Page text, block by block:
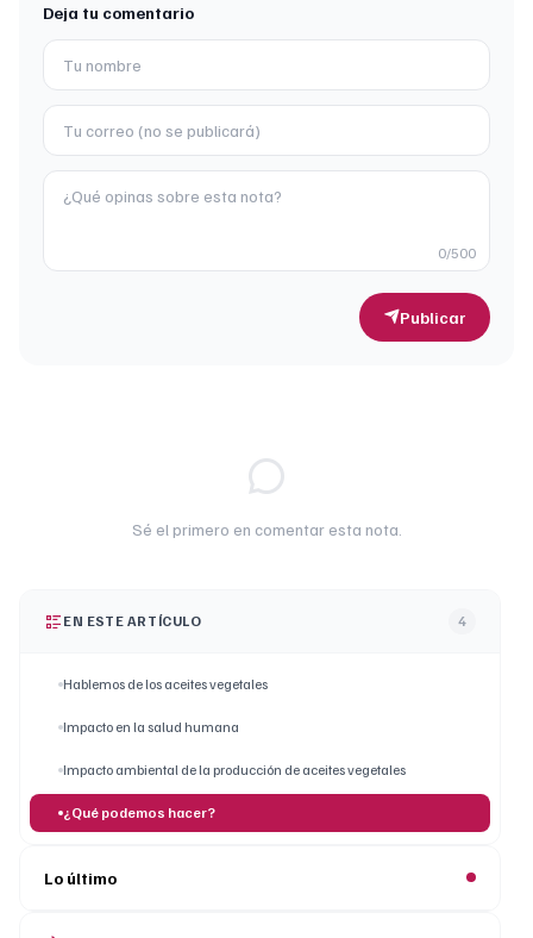
Deja tu comentario
0/500
Publicar
Sé el primero en comentar esta nota.
EN ESTE ARTÍCULO 4
Hablemos de los aceites vegetales
Impacto en la salud humana
Impacto ambiental de la producción de aceites vegetales
¿Qué podemos hacer?
Lo último